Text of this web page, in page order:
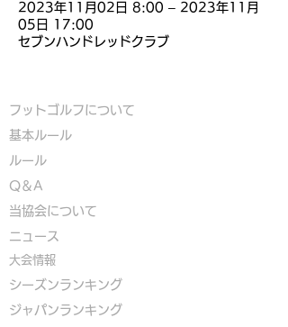
2023年11月02日 8:00 – 2023年11月
05日 17:00
セブンハンドレッドクラブ
フットゴルフについて
基本ルール
ルール
Q＆A
​当協会について
​ニュース
大会情報
シーズンランキング
ジャパンランキング